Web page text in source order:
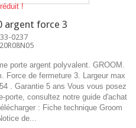
!
argent force 3
0237
porte argent polyvalent. GROOM.
Force de fermeture 3. Largeur max
. Garantie 5 ans Vous vous posez
porte, consultez notre guide d'achat
: Fiche technique Groom
de...